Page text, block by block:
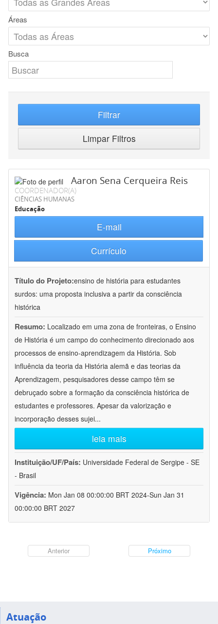
Áreas
Busca
Filtrar
Limpar Filtros
Aaron Sena Cerqueira Reis
COORDENADOR(A)
CIÊNCIAS HUMANAS
Educação
E-mail
Currículo
Título do Projeto:ensino de história para estudantes
surdos: uma proposta inclusiva a partir da consciência
histórica
Resumo: Localizado em uma zona de fronteiras, o Ensino
de História é um campo do conhecimento direcionado aos
processos de ensino-aprendizagem da História. Sob
influência da teoria da História alemã e das teorias da
Aprendizagem, pesquisadores desse campo têm se
debruçado sobre a formação da consciência histórica de
estudantes e professores. Apesar da valorização e
incorporação desses sujei...
leia mais
Instituição/UF/País: Universidade Federal de Sergipe - SE
- Brasil
Vigência: Mon Jan 08 00:00:00 BRT 2024-Sun Jan 31
00:00:00 BRT 2027
Anterior Próximo
Atuação